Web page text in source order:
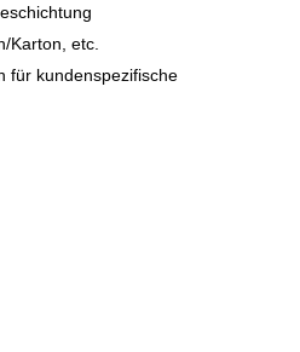
Karton, etc.
für kundenspezifische